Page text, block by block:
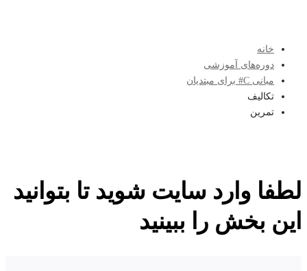
خانه
دوره‌های آموزشی
مبانی C# برای مبتدیان
تکالیف
تمرین
لطفا وارد سایت شوید تا بتوانید
این بخش را ببینید